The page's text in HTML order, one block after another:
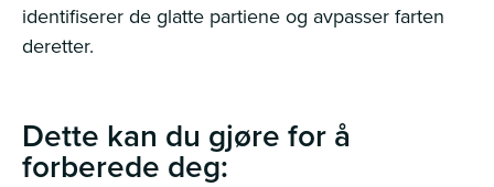
identifiserer de glatte partiene og avpasser farten
deretter.
Dette kan du gjøre for å
forberede deg: